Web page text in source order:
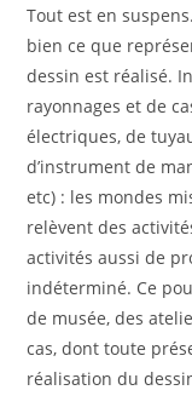
Tout est en
bien ce que
dessin est réalisé.
rayonnages et de
électriques, de
d’instrument de
etc) : les mondes
relèvent des
activités aussi de
indéterminé. Ce
de musée, des
cas, dont toute
réalisation du